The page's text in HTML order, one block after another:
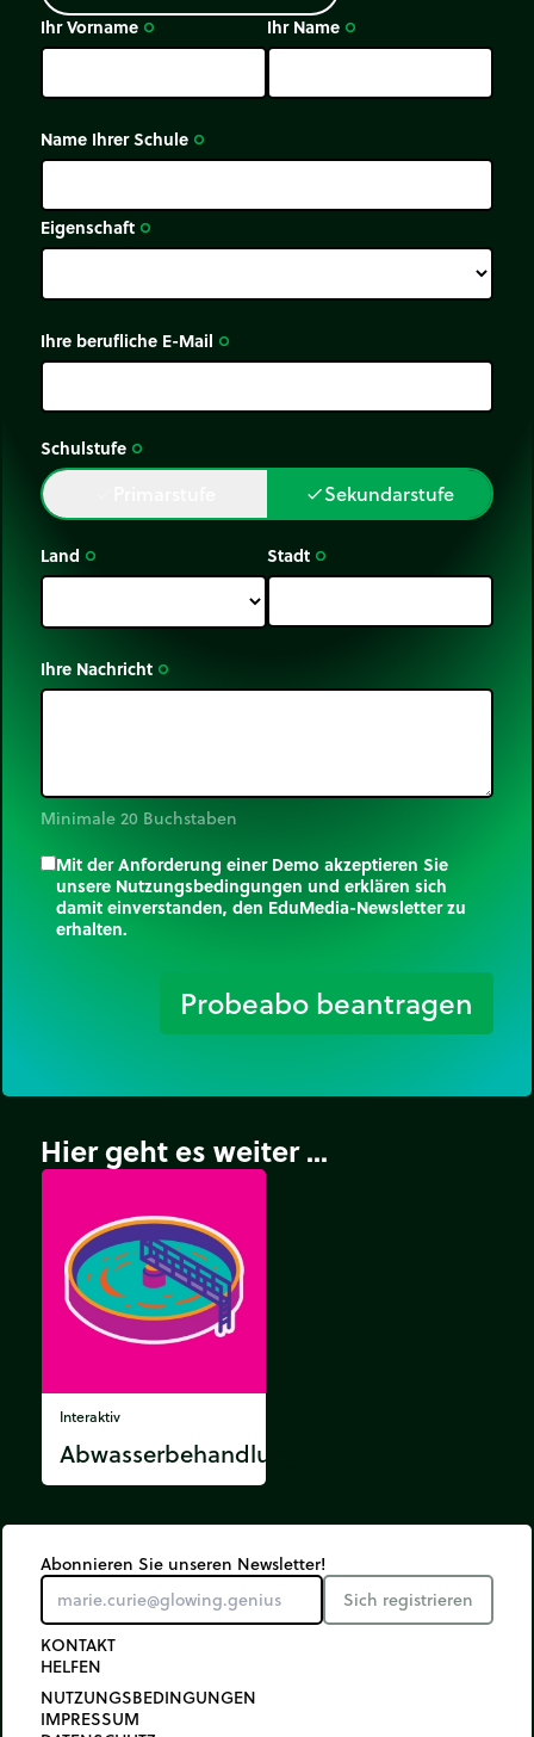
Ihr Vorname trip_origin Ihr Name trip_origin
Name Ihrer Schule trip_origin
Eigenschaft trip_origin
Ihre berufliche E-Mail trip_origin
Schulstufe trip_origin
doneSekundarstufe
Land trip_origin Stadt trip_origin
Ihre Nachricht trip_origin
Minimale 20 Buchstaben
Mit der Anforderung einer Demo akzeptieren Sie
unsere Nutzungsbedingungen und erklären sich
damit einverstanden, den EduMedia-Newsletter zu
erhalten.
Probeabo beantragen
Hier geht es weiter ...
Interaktiv
Abwasserbehandlung
Abonnieren Sie unseren Newsletter!
Sich registrieren
KONTAKT
HELFEN
NUTZUNGSBEDINGUNGEN
IMPRESSUM